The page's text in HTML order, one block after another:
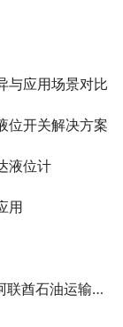
与应用场景对比
位开关解决方案
液位计
用
油运输卡车项目